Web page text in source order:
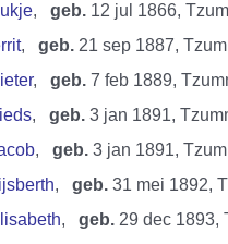
, geb. 12 jul 1866,
, geb. 21 sep 1887,
, geb. 7 feb 1889,
, geb. 3 jan 1891,
, geb. 3 jan 1891,
, geb. 31 mei 1892,
, geb. 29 dec 1893,